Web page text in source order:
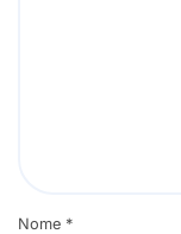
Nome *